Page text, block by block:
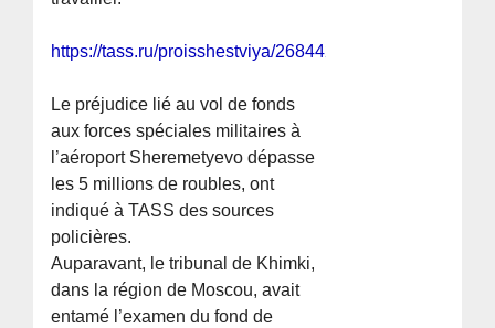
https://tass.ru/proisshestviya/26844297
Le préjudice lié au vol de fonds
aux forces spéciales militaires à
l’aéroport Sheremetyevo dépasse
les 5 millions de roubles, ont
indiqué à TASS des sources
policières.
Auparavant, le tribunal de Khimki,
dans la région de Moscou, avait
entamé l’examen du fond de